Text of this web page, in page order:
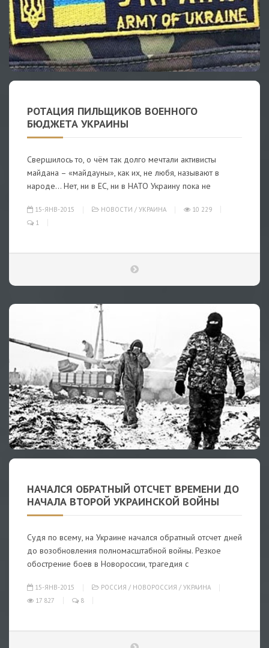
РОТАЦИЯ ПИЛЬЩИКОВ ВОЕННОГО
БЮДЖЕТА УКРАИНЫ
Cвершилось то, о чём так долго мечтали активисты
майдана – «майдауны», как их, не любя, называют в
народе… Нет, ни в ЕС, ни в НАТО Украину пока не
15-ЯНВ-2015 НОВОСТИ / УКРАИНА
10 229
1
НАЧАЛСЯ ОБРАТНЫЙ ОТСЧЕТ ВРЕМЕНИ ДО
НАЧАЛА ВТОРОЙ УКРАИНСКОЙ ВОЙНЫ
Судя по всему, на Украине начался обратный отсчет дней
до возобновления полномасштабной войны. Резкое
обострение боев в Новороссии, трагедия с
15-ЯНВ-2015 РОССИЯ / НОВОРОССИЯ / УКРАИНА
17 827
8